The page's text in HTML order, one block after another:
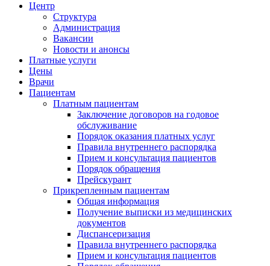
Центр
Структура
Администрация
Вакансии
Новости и анонсы
Платные услуги
Цены
Врачи
Пациентам
Платным пациентам
Заключение договоров на годовое
обслуживание
Порядок оказания платных услуг
Правила внутреннего распорядка
Прием и консультация пациентов
Порядок обращения
Прейскурант
Прикрепленным пациентам
Общая информация
Получение выписки из медицинских
документов
Диспансеризация
Правила внутреннего распорядка
Прием и консультация пациентов